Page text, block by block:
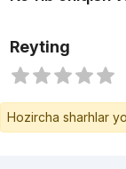
Reyting
Hozircha sharhlar